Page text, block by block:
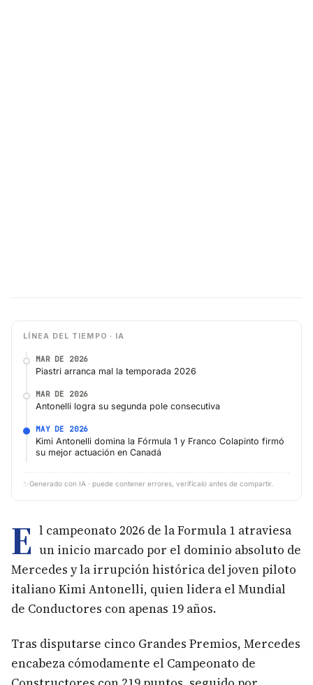
LÍNEA DEL TIEMPO · IA
MAR DE 2026
Piastri arranca mal la temporada 2026
MAR DE 2026
Antonelli logra su segunda pole consecutiva
MAY DE 2026
Kimi Antonelli domina la Fórmula 1 y Franco Colapinto firmó
su mejor actuación en Canadá
✨ Generado con IA · puede contener errores, verifícalo antes de compartir.
E l campeonato 2026 de la Formula 1 atraviesa
un inicio marcado por el dominio absoluto de
Mercedes y la irrupción histórica del joven piloto
italiano Kimi Antonelli, quien lidera el Mundial
de Conductores con apenas 19 años.
Tras disputarse cinco Grandes Premios, Mercedes
encabeza cómodamente el Campeonato de